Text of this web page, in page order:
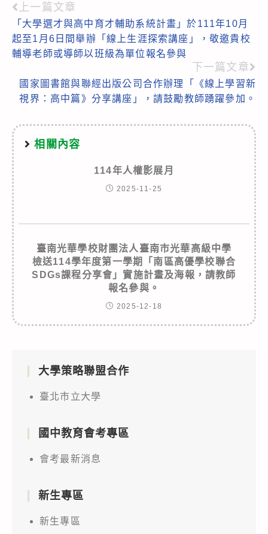
Read
more
articles
上一篇文章
「大學選才與高中育才輔助系統計畫」於111年10月
起至1月6日間舉辦「線上生涯探索講座」，敬邀貴校
輔導老師或導師以班級為單位報名參與
下一篇文章
國家圖書館與聯經出版公司合作辦理「《線上學習新
視界：高中篇》分享講座」，請鼓勵教師踴躍參加。
相關內容
114年人權影展月
2025-11-25
臺南光華學校財團法人臺南市光華高級中學
檢送114學年度第一學期「南區高優學校聯合
SDGs課程分享會」實施計畫及海報，請教師
報名參與。
2025-12-18
大學策略聯盟合作
臺北市立大學
國中教育會考專區
會考最新消息
新生專區
新生專區